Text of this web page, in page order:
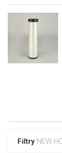
Filtry NEW